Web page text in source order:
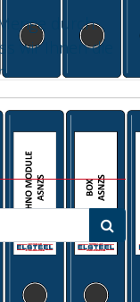
durch.
wir Ihnen die